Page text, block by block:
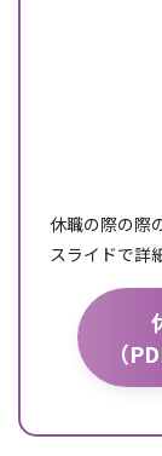
休職の際の際
スライドで詳
（